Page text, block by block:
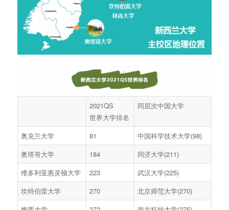
2021QS
世界大学排名
同层次中国大学
奥克兰大学 81
中国科学技术大学(98)
奥塔哥大学
184
同济大学(211)
维多利亚惠灵顿大学
223
武汉大学(225)
坎特伯雷大学
270
北京师范大学(270)